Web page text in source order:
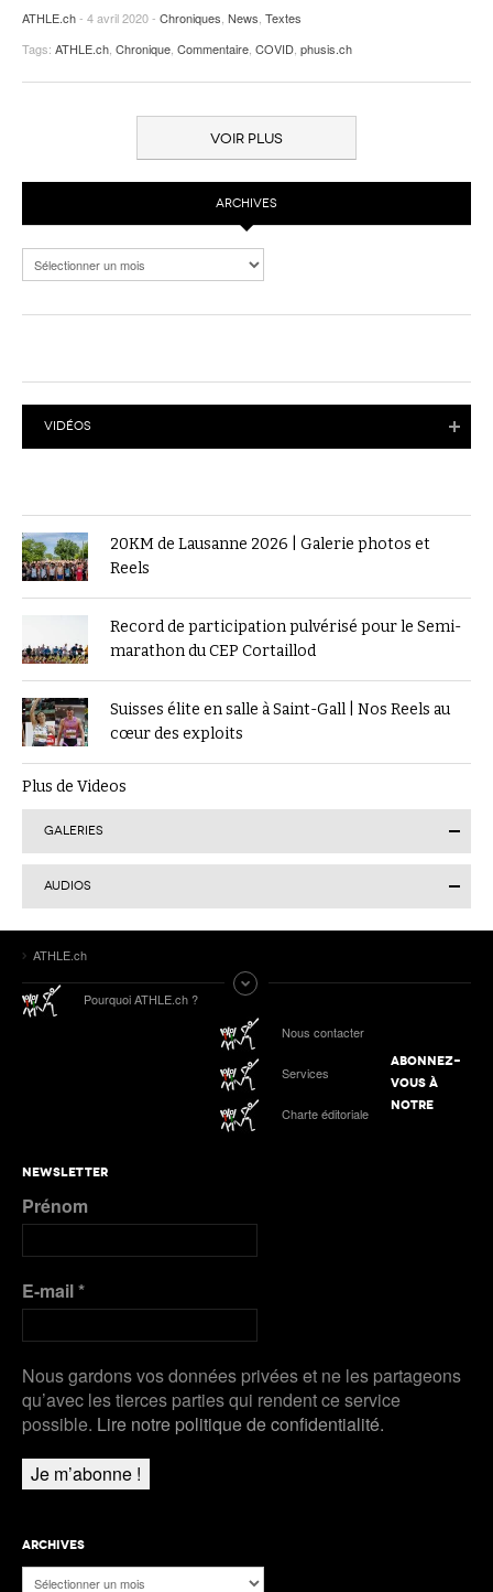
ATHLE.ch- 4 avril 2020 - Chroniques News Textes
Tags: ATHLE.ch Chronique Commentaire COVID phusis.ch
VOIR PLUS
ARCHIVES
Archives
VIDÉOS
20KM de Lausanne 2026 | Galerie photos et
Reels
Record de participation pulvérisé pour le Semi-
marathon du CEP Cortaillod
Suisses élite en salle à Saint-Gall | Nos Reels au
cœur des exploits
Plus de Videos
GALERIES
ATHLE.ch aux Mondiaux indoor 2025 à Nanjing :
tous les liens de notre suivi spécial
ATHLE.ch à l’Euro indoor 2025 à Apeldoorn
AUDIOS
Tokyo 2025 | Le Podcast d’ATHLE.ch | Jour 9 :
Werro 6e de sa 1ère finale mondiale en plein air
Podcast n°4 : Grand Slam Track, grande
première à Kingston
Plus de Audios
ATHLE.ch
Pourquoi ATHLE.ch ?
Nous contacter
Services
Charte éditoriale
ABONNEZ-
VOUS À
NOTRE
NEWSLETTER
Prénom
E-mail*
Nous gardons vos données privées et ne les partageons
qu’avec les tierces parties qui rendent ce service
possible. Lire notre politique de confidentialité.
ARCHIVES
Archives